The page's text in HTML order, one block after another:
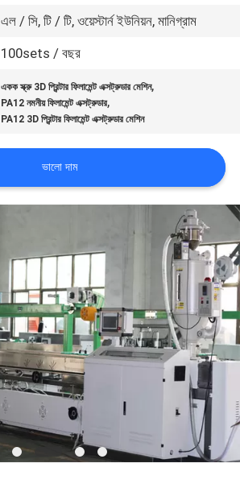
এল / সি, টি / টি, ওয়েস্টার্ন ইউনিয়ন, মানিগ্রাম
100sets / বছর
একক স্ক্রু 3D প্রিন্টার ফিলামেন্ট এক্সট্রুডার মেশিন,
PA12 নমনীয় ফিলামেন্ট এক্সট্রুডার,
PA12 3D প্রিন্টার ফিলামেন্ট এক্সট্রুডার মেশিন
ভালো দাম